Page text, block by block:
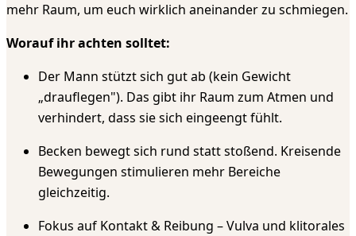
mehr Raum, um euch wirklich aneinander zu schmiegen.
Worauf ihr achten solltet:
Der Mann stützt sich gut ab (kein Gewicht
„drauflegen"). Das gibt ihr Raum zum Atmen und
verhindert, dass sie sich eingeengt fühlt.
Becken bewegt sich rund statt stoßend. Kreisende
Bewegungen stimulieren mehr Bereiche
gleichzeitig.
Fokus auf Kontakt & Reibung – Vulva und klitorales